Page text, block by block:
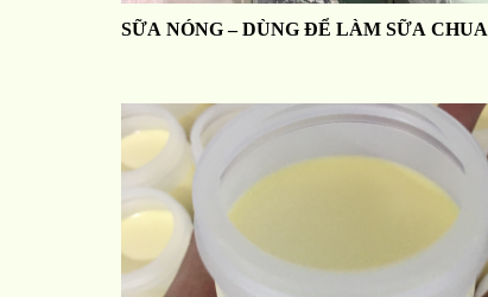
SỮA NÓNG – DÙNG ĐỂ LÀM SỮA CHUA